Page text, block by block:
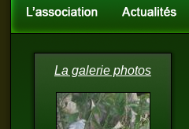
La galerie photos